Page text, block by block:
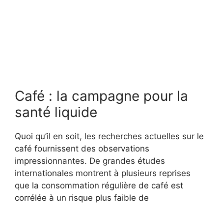
Café : la campagne pour la
santé liquide
Quoi qu’il en soit, les recherches actuelles sur le
café fournissent des observations
impressionnantes. De grandes études
internationales montrent à plusieurs reprises
que la consommation régulière de café est
corrélée à un risque plus faible de